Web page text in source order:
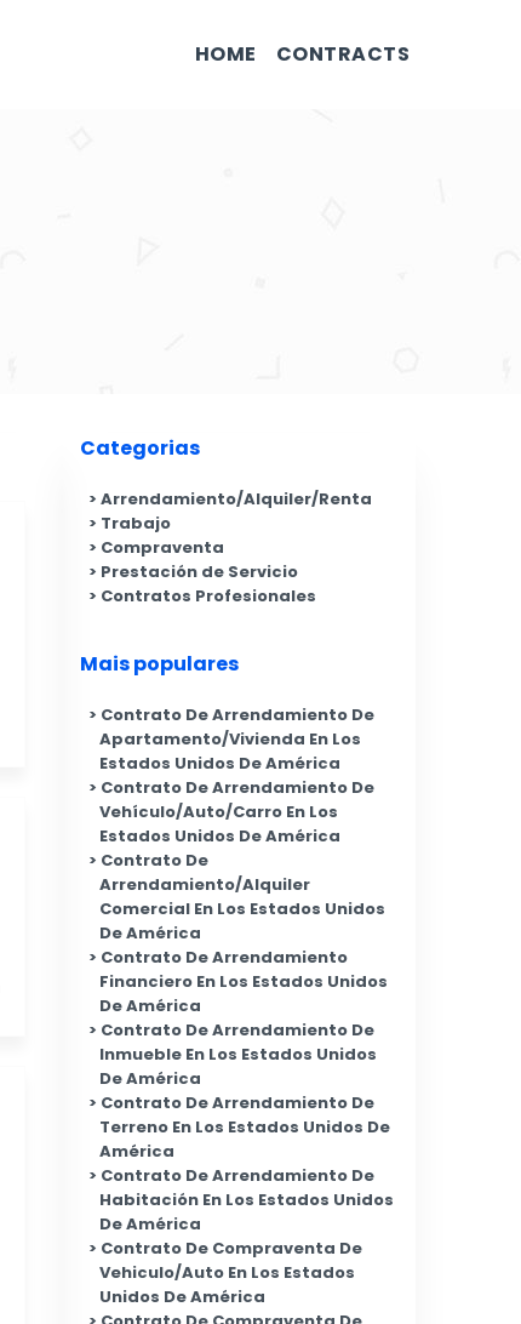
HOME CONTRACTS
Categorias
Arrendamiento/Alquiler/Renta
Trabajo
Compraventa
Prestación de Servicio
Contratos Profesionales
Mais populares
Contrato De Arrendamiento De
Apartamento/Vivienda En Los
Estados Unidos De América
Contrato De Arrendamiento De
Vehículo/Auto/Carro En Los
Estados Unidos De América
Contrato De
Arrendamiento/Alquiler
Comercial En Los Estados Unidos
De América
Contrato De Arrendamiento
Financiero En Los Estados Unidos
De América
Contrato De Arrendamiento De
Inmueble En Los Estados Unidos
De América
Contrato De Arrendamiento De
Terreno En Los Estados Unidos De
América
Contrato De Arrendamiento De
Habitación En Los Estados Unidos
De América
Contrato De Compraventa De
Vehiculo/Auto En Los Estados
Unidos De América